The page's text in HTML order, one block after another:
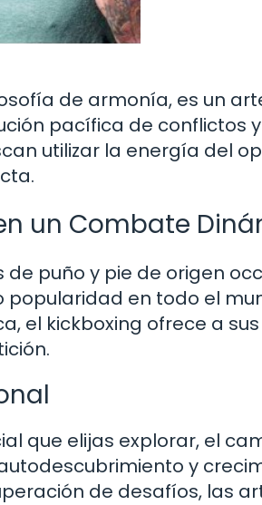
de armonía, es un
pacífica de conflictos
utilizar la energía del
un Combate
puño y pie de origen
en todo el
el kickboxing ofrece a
que elijas explorar, el
y
de desafíos, las